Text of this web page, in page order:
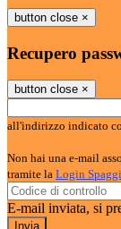
button close ×
Recupero
button close ×
all'indirizzo indicato
Non hai una e-mail
tramite la Login
E-mail inviata, si